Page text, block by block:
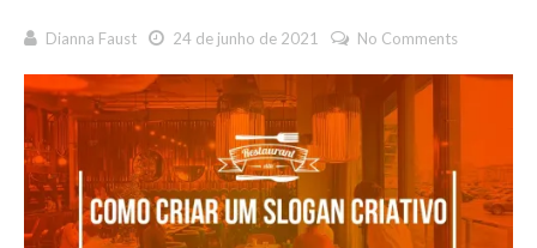
Dianna Faust 24 de junho de 2021 No Comments